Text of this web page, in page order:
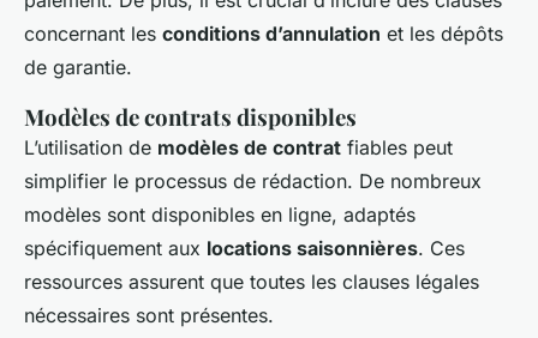
concernant les conditions d’annulation et les dépôts
de garantie.
Modèles de contrats disponibles
L’utilisation de modèles de contrat fiables peut
simplifier le processus de rédaction. De nombreux
modèles sont disponibles en ligne, adaptés
spécifiquement aux locations saisonnières. Ces
ressources assurent que toutes les clauses légales
nécessaires sont présentes.